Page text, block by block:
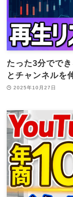
たった3分でで
とチャンネルを
2025年10月27日